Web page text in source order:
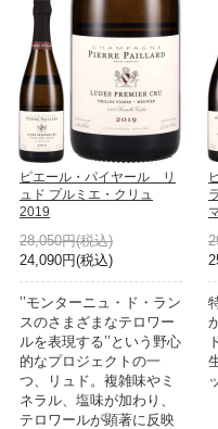
ピエール・パイヤール リ
ュド プルミエ・クリュ
2019
28,050円(税込)
24,090円(税込)
’’モンターニュ・ド・ラン
スのさまざまなテロワー
ルを表現する’’という野心
的なプロジェクトの一
つ、リュド。複雑味やミ
ネラル、塩味が加わり、
テロワールが顕著に反映